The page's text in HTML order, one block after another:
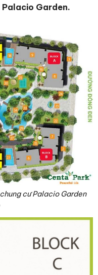
Palacio Garden.
cư Palacio Garden